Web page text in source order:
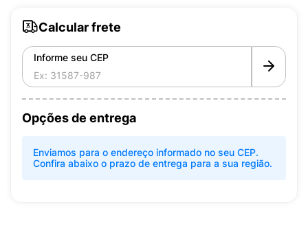
Calcular frete
Informe seu CEP
Opções de entrega
Enviamos para o endereço informado no seu CEP.
Confira abaixo o prazo de entrega para a sua região.